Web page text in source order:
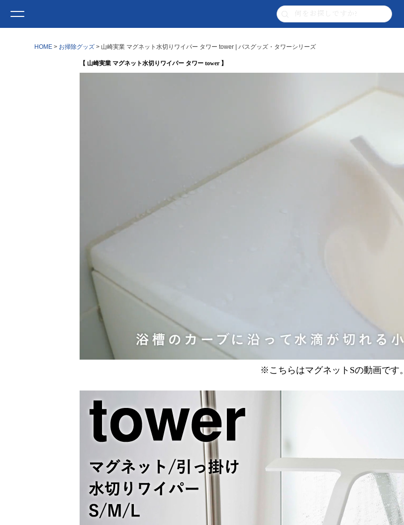
HOME お掃除グッズ 山崎実業 マグネット水切りワイパー タワー tower | バスグッズ・タワーシリーズ
【 山崎実業 マグネット水切りワイパー タワー tower 】
※こちらはマグネットSの動画です。